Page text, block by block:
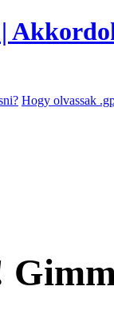
Hogy olvassak